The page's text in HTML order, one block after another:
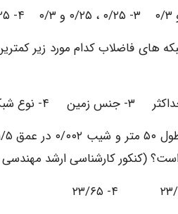
های فاضلاب کدام مورد زیر
است؟ (کنکور کارشناسی ارشد